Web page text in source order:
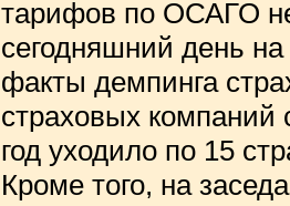
тарифов по ОСАГО
сегодняшний день
факты демпинга
страховых компаний
год уходило по 15
Кроме того, на